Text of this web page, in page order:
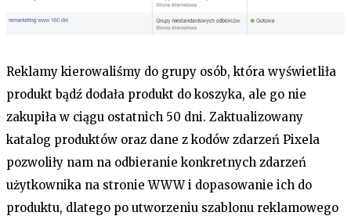
Reklamy kierowaliśmy do grupy osób, która wyświetliła
produkt bądź dodała produkt do koszyka, ale go nie
zakupiła w ciągu ostatnich 50 dni. Zaktualizowany
katalog produktów oraz dane z kodów zdarzeń Pixela
pozwoliły nam na odbieranie konkretnych zdarzeń
użytkownika na stronie WWW i dopasowanie ich do
produktu, dlatego po utworzeniu szablonu reklamowego